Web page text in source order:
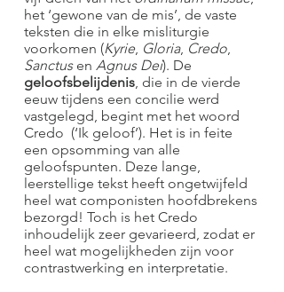
het ‘gewone van de mis’, de vaste
teksten die in elke misliturgie
voorkomen (Kyrie, Gloria, Credo,
Sanctus en Agnus Dei). De
geloofsbelijdenis, die in de vierde
eeuw tijdens een concilie werd
vastgelegd, begint met het woord
Credo (‘Ik geloof’). Het is in feite
een opsomming van alle
geloofspunten. Deze lange,
leerstellige tekst heeft ongetwijfeld
heel wat componisten hoofdbrekens
bezorgd! Toch is het Credo
inhoudelijk zeer gevarieerd, zodat er
heel wat mogelijkheden zijn voor
contrastwerking en interpretatie.